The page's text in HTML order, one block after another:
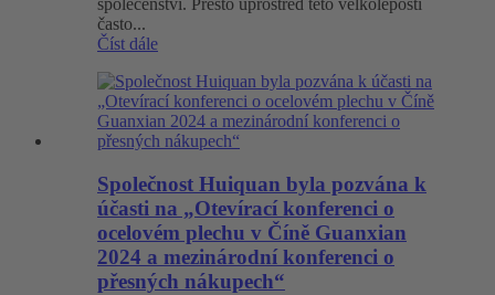
společenství. Přesto uprostřed této velkoleposti
často...
Číst dále
Společnost Huiquan byla pozvána k
účasti na „Otevírací konferenci o
ocelovém plechu v Číně Guanxian
2024 a mezinárodní konferenci o
přesných nákupech“